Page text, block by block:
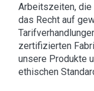
Arbeitszeiten,
das Recht auf
zertifizierten
unsere Produkte
ethischen